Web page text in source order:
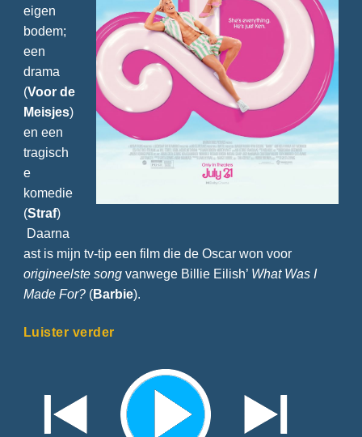
eigen
bodem;
een
drama
(Voor de
Meisjes)
en een
tragisch
e
komedie
(Straf)
Daarna
ast is mijn tv-tip een film die de Oscar won voor
origineelste song vanwege Billie Eilish’ What Was I
Made For? (Barbie).
Luister verder